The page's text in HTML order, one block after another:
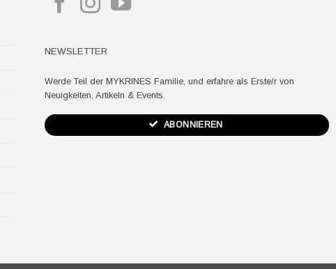
NEWSLETTER
Werde Teil der MYKRINES Familie, und erfahre als Erste/r von
Neuigkeiten, Artikeln & Events.
ABONNIEREN